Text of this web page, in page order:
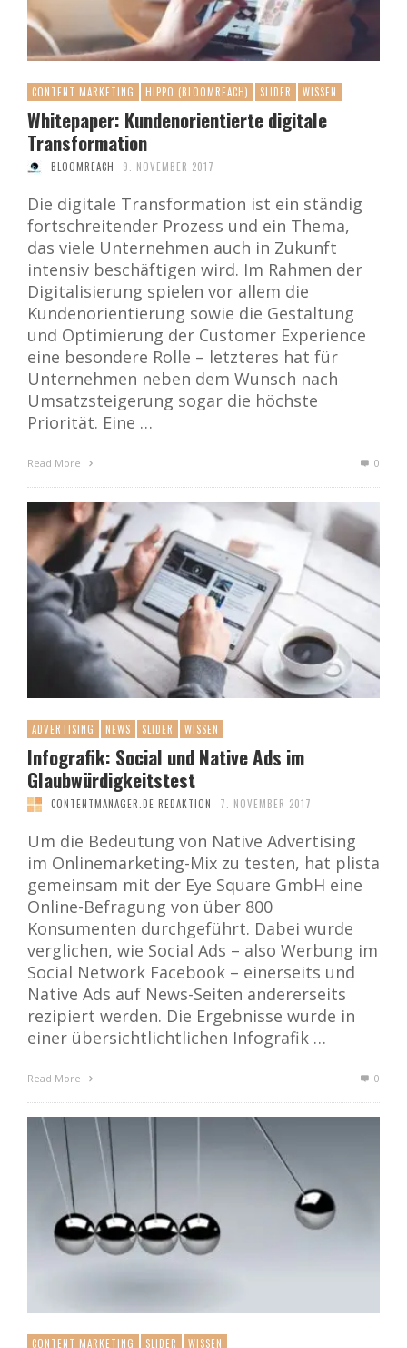
CONTENT MARKETING HIPPO (BLOOMREACH) SLIDER WISSEN
Whitepaper: Kundenorientierte digitale
Transformation
BLOOMREACH 9. NOVEMBER 2017
Die digitale Transformation ist ein ständig
fortschreitender Prozess und ein Thema,
das viele Unternehmen auch in Zukunft
intensiv beschäftigen wird. Im Rahmen der
Digitalisierung spielen vor allem die
Kundenorientierung sowie die Gestaltung
und Optimierung der Customer Experience
eine besondere Rolle – letzteres hat für
Unternehmen neben dem Wunsch nach
Umsatzsteigerung sogar die höchste
Priorität. Eine …
Read More 0
ADVERTISING NEWS SLIDER WISSEN
Infografik: Social und Native Ads im
Glaubwürdigkeitstest
CONTENTMANAGER.DE REDAKTION 7. NOVEMBER 2017
Um die Bedeutung von Native Advertising
im Onlinemarketing-Mix zu testen, hat plista
gemeinsam mit der Eye Square GmbH eine
Online-Befragung von über 800
Konsumenten durchgeführt. Dabei wurde
verglichen, wie Social Ads – also Werbung im
Social Network Facebook – einerseits und
Native Ads auf News-Seiten andererseits
rezipiert werden. Die Ergebnisse wurde in
einer übersichtlichtlichen Infografik …
Read More 0
CONTENT MARKETING SLIDER WISSEN